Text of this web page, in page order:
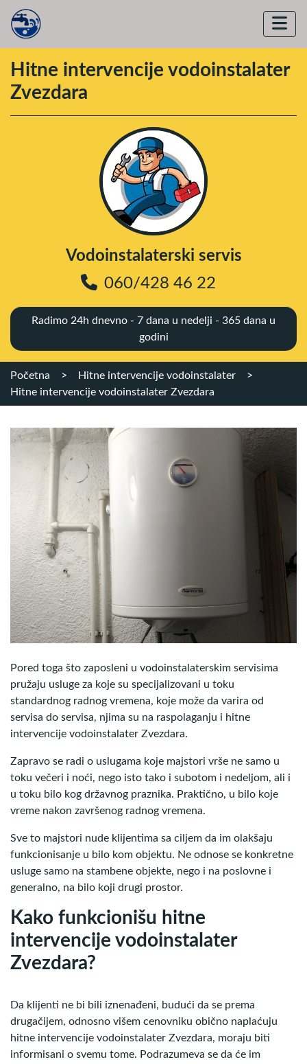
Hitne intervencije vodoinstalater
Zvezdara
Vodoinstalaterski servis
060/428 46 22
Radimo 24h dnevno - 7 dana u nedelji - 365 dana u
godini
Početna > Hitne intervencije vodoinstalater
>
Hitne intervencije vodoinstalater Zvezdara
Pored toga što zaposleni u vodoinstalaterskim servisima
pružaju usluge za koje su specijalizovani u toku
standardnog radnog vremena, koje može da varira od
servisa do servisa, njima su na raspolaganju i hitne
intervencije vodoinstalater Zvezdara.
Zapravo se radi o uslugama koje majstori vrše ne samo u
toku večeri i noći, nego isto tako i subotom i nedeljom, ali i
u toku bilo kog državnog praznika. Praktično, u bilo koje
vreme nakon završenog radnog vremena.
Sve to majstori nude klijentima sa ciljem da im olakšaju
funkcionisanje u bilo kom objektu. Ne odnose se konkretne
usluge samo na stambene objekte, nego i na poslovne i
generalno, na bilo koji drugi prostor.
Kako funkcionišu hitne
intervencije vodoinstalater
Zvezdara?
Da klijenti ne bi bili iznenađeni, budući da se prema
drugačijem, odnosno višem cenovniku obično naplaćuju
hitne intervencije vodoinstalater Zvezdara, moraju biti
informisani o svemu tome. Podrazumeva se da će im